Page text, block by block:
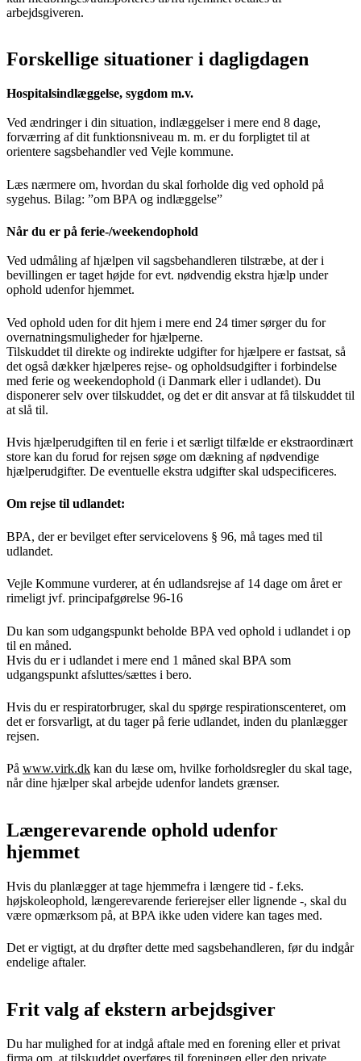
arbejdsgiveren.
Forskellige situationer i dagligdagen
Hospitalsindlæggelse, sygdom m.v.
Ved ændringer i din situation, indlæggelser i mere end 8 dage,
forværring af dit funktionsniveau m. m. er du forpligtet til at
orientere sagsbehandler ved Vejle kommune.
Læs nærmere om, hvordan du skal forholde dig ved ophold på
sygehus. Bilag: ”om BPA og indlæggelse”
Når du er på ferie-/weekendophold
Ved udmåling af hjælpen vil sagsbehandleren tilstræbe, at der i
bevillingen er taget højde for evt. nødvendig ekstra hjælp under
ophold udenfor hjemmet.
Ved ophold uden for dit hjem i mere end 24 timer sørger du for
overnatningsmuligheder for hjælperne.
Tilskuddet til direkte og indirekte udgifter for hjælpere er fastsat, så
det også dækker hjælperes rejse- og opholdsudgifter i forbindelse
med ferie og weekendophold (i Danmark eller i udlandet). Du
disponerer selv over tilskuddet, og det er dit ansvar at få tilskuddet til
at slå til.
Hvis hjælperudgiften til en ferie i et særligt tilfælde er ekstraordinært
store kan du forud for rejsen søge om dækning af nødvendige
hjælperudgifter. De eventuelle ekstra udgifter skal udspecificeres.
Om rejse til udlandet:
BPA, der er bevilget efter servicelovens § 96, må tages med til
udlandet.
Vejle Kommune vurderer, at én udlandsrejse af 14 dage om året er
rimeligt jvf. principafgørelse 96-16
Du kan som udgangspunkt beholde BPA ved ophold i udlandet i op
til en måned.
Hvis du er i udlandet i mere end 1 måned skal BPA som
udgangspunkt afsluttes/sættes i bero.
Hvis du er respiratorbruger, skal du spørge respirationscenteret, om
det er forsvarligt, at du tager på ferie udlandet, inden du planlægger
rejsen.
På www.virk.dk kan du læse om, hvilke forholdsregler du skal tage,
når dine hjælper skal arbejde udenfor landets grænser.
Længerevarende ophold udenfor
hjemmet
Hvis du planlægger at tage hjemmefra i længere tid - f.eks.
højskoleophold, længerevarende ferierejser eller lignende -, skal du
være opmærksom på, at BPA ikke uden videre kan tages med.
Det er vigtigt, at du drøfter dette med sagsbehandleren, før du indgår
endelige aftaler.
Frit valg af ekstern arbejdsgiver
Du har mulighed for at indgå aftale med en forening eller et privat